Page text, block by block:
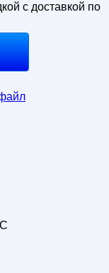
с доставкой по